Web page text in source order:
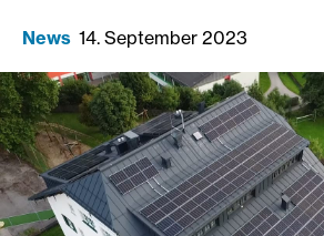
News 14. September 2023